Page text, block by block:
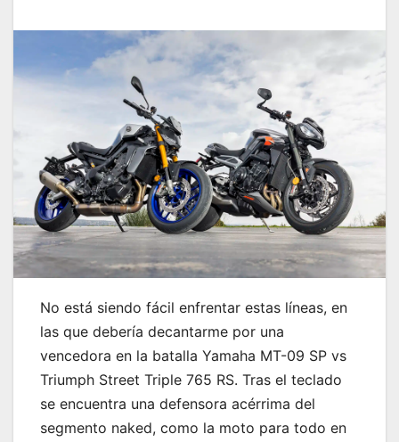
No está siendo fácil enfrentar estas líneas, en
las que debería decantarme por una
vencedora en la batalla Yamaha MT-09 SP vs
Triumph Street Triple 765 RS. Tras el teclado
se encuentra una defensora acérrima del
segmento naked, como la moto para todo en